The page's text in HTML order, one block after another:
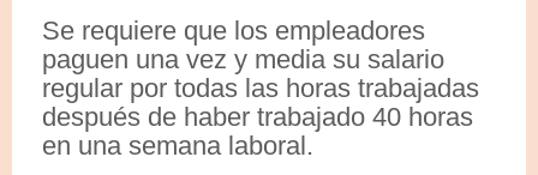
Se requiere que los empleadores
paguen una vez y media su salario
regular por todas las horas trabajadas
después de haber trabajado 40 horas
en una semana laboral.